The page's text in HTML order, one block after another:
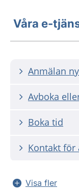
Våra e-
Anmälan
Avboka
Boka tid
Kontakt för
Visa fler